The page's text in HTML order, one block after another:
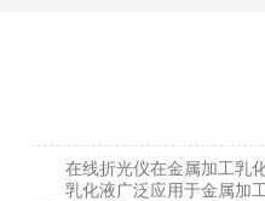
在线折光仪在金属加工乳化
乳化液广泛应用于金属加工